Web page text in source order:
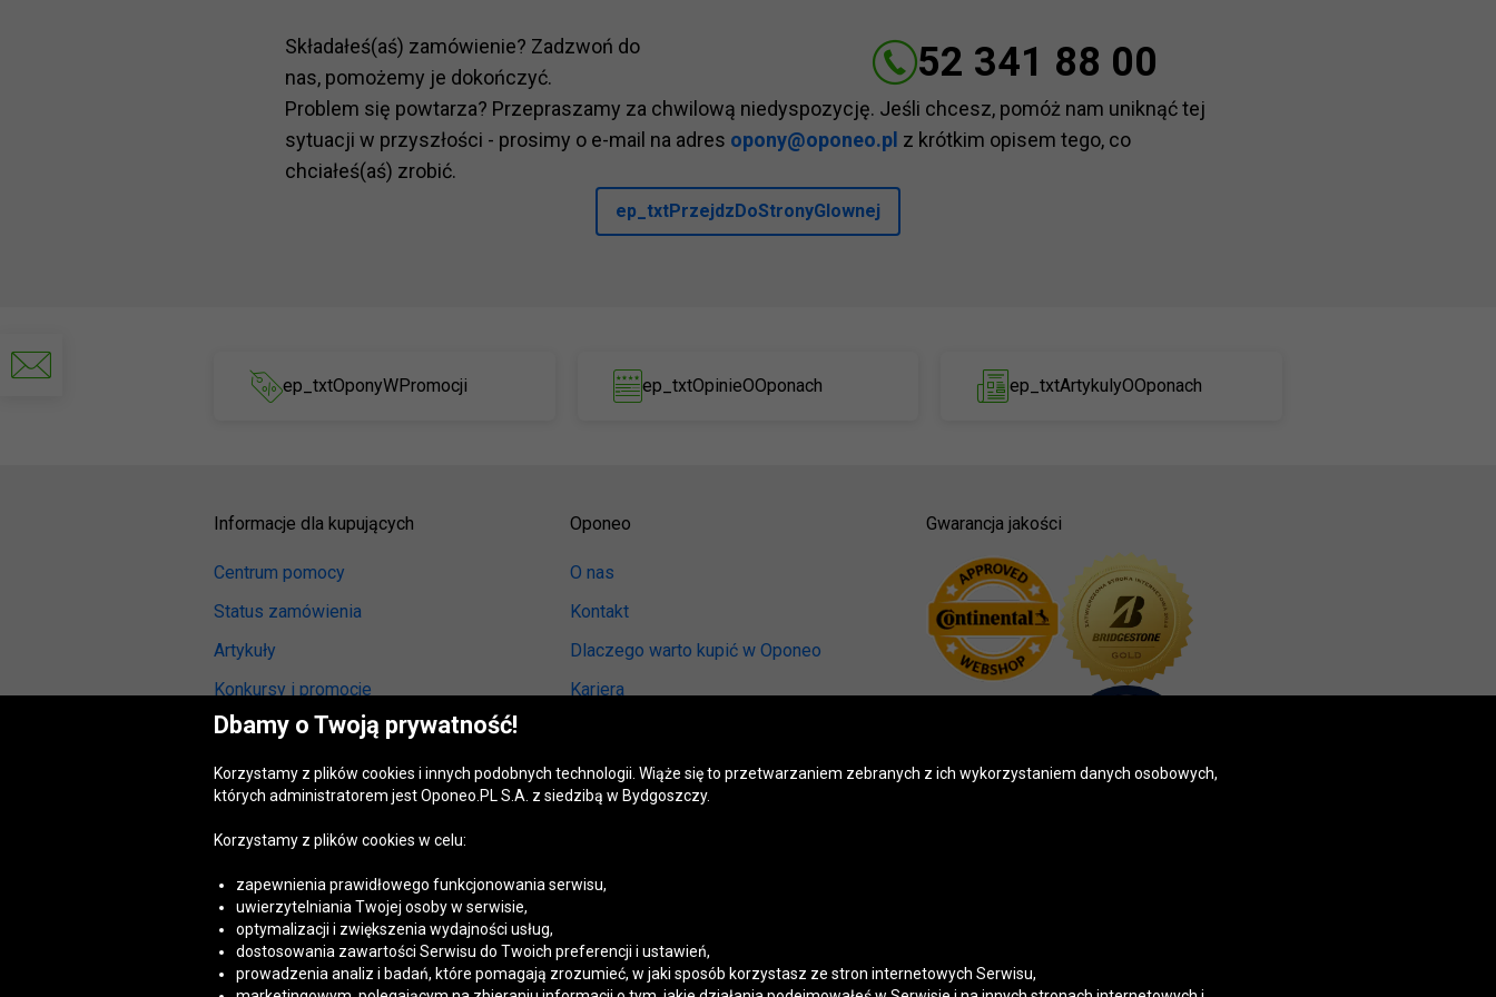
Składałeś(aś) zamówienie? Zadzwoń do
nas, pomożemy je dokończyć.
52 341 88 00
Problem się powtarza? Przepraszamy za chwilową niedyspozycję. Jeśli chcesz, pomóż nam uniknąć tej
sytuacji w przyszłości - prosimy o e-mail na adres opony@oponeo.pl z krótkim opisem tego, co
chciałeś(aś) zrobić.
ep_txtPrzejdzDoStronyGlownej
ep_txtOponyWPromocji ep_txtOpinieOOponach ep_txtArtykulyOOponach
Informacje dla kupujących
Centrum pomocy
Status zamówienia
Artykuły
Konkursy i promocje
Odstąpienie od umowy
Reklamacja gwarancyjna
Opinie o oponach
Akt o usługach cyfrowych(DSA)
Dostępność cyfrowa
Oponeo
O nas
Kontakt
Dlaczego warto kupić w Oponeo
Kariera
Biuro prasowe
Kręci nas recykling
Mapa fotoradarów
Ustawienia cookies
Gwarancja jakości
Dbamy o Twoją prywatność!
Korzystamy z plików cookies i innych podobnych technologii. Wiąże się to przetwarzaniem zebranych z ich wykorzystaniem danych osobowych,
których administratorem jest Oponeo.PL S.A. z siedzibą w Bydgoszczy.
Korzystamy z plików cookies w celu:
zapewnienia prawidłowego funkcjonowania serwisu,
uwierzytelniania Twojej osoby w serwisie,
optymalizacji i zwiększenia wydajności usług,
dostosowania zawartości Serwisu do Twoich preferencji i ustawień,
prowadzenia analiz i badań, które pomagają zrozumieć, w jaki sposób korzystasz ze stron internetowych Serwisu,